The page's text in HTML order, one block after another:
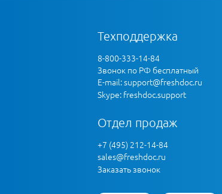
Техподдержка
8-800-333-14-84
Звонок по РФ бесплатный
E-mail:support@freshdoc.ru
Skype: freshdoc.support
Отдел продаж
+7 (495) 212-14-84
sales@freshdoc.ru
Заказать звонок